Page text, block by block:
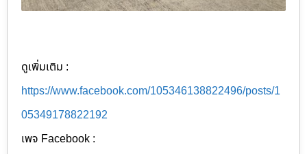
ดูเพิ่มเติม :
https://www.facebook.com/105346138822496/posts/1
05349178822192
เพจ Facebook :